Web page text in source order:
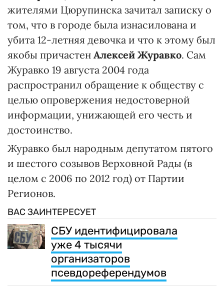
жителями Цюрупинска зачитал записку о
том, что в городе была изнасилована и
убита 12-летняя девочка и что к этому был
якобы причастен Алексей Журавко. Сам
Журавко 19 августа 2004 года
распространил обращение к обществу с
целью опровержения недостоверной
информации, унижающей его честь и
достоинство.
Журавко был народным депутатом пятого
и шестого созывов Верховной Рады (в
целом с 2006 по 2012 год) от Партии
Регионов.
ВАС ЗАИНТЕРЕСУЕТ
СБУ идентифицировала
уже 4 тысячи
организаторов
псевдореферендумов